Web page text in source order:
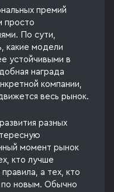
премий
просто
По сути,
какие модели
устойчивыми в
награда
компании,
весь рынок.
разных
момент рынок
кто лучше
а тех, кто
по новым. Обычно